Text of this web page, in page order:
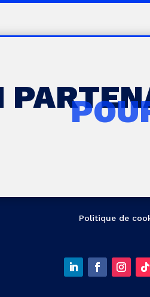
Politique de